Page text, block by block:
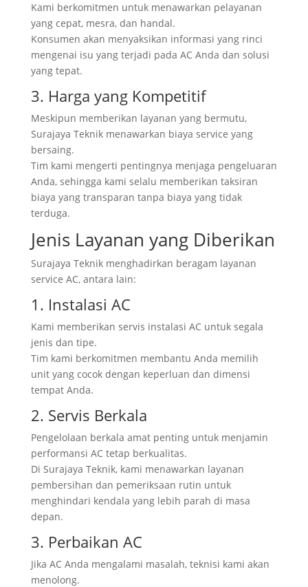
Kami berkomitmen untuk menawarkan pelayanan
yang cepat, mesra, dan handal.
Konsumen akan menyaksikan informasi yang rinci
mengenai isu yang terjadi pada AC Anda dan solusi
yang tepat.
3. Harga yang Kompetitif
Meskipun memberikan layanan yang bermutu,
Surajaya Teknik menawarkan biaya service yang
bersaing.
Tim kami mengerti pentingnya menjaga pengeluaran
Anda, sehingga kami selalu memberikan taksiran
biaya yang transparan tanpa biaya yang tidak
terduga.
Jenis Layanan yang Diberikan
Surajaya Teknik menghadirkan beragam layanan
service AC, antara lain:
1. Instalasi AC
Kami memberikan servis instalasi AC untuk segala
jenis dan tipe.
Tim kami berkomitmen membantu Anda memilih
unit yang cocok dengan keperluan dan dimensi
tempat Anda.
2. Servis Berkala
Pengelolaan berkala amat penting untuk menjamin
performansi AC tetap berkualitas.
Di Surajaya Teknik, kami menawarkan layanan
pembersihan dan pemeriksaan rutin untuk
menghindari kendala yang lebih parah di masa
depan.
3. Perbaikan AC
Jika AC Anda mengalami masalah, teknisi kami akan
menolong.